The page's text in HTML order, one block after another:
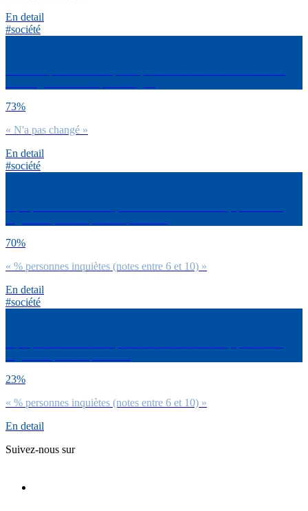
En detail
#société
73%
« N'a pas changé »
En detail
#société
70%
« % personnes inquiètes (notes entre 6 et 10) »
En detail
#société
23%
« % personnes inquiètes (notes entre 6 et 10) »
En detail
Suivez-nous sur